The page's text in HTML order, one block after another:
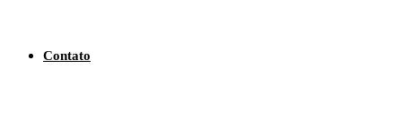
Contato